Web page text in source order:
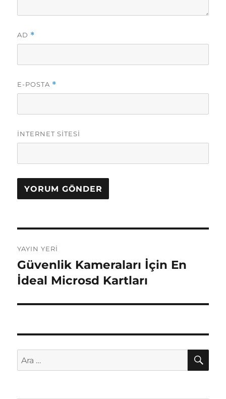
AD *
E-POSTA *
İNTERNET SITESI
gezinmesi
YAYIN YERI
Güvenlik Kameraları İçin En
İdeal Microsd Kartları
Ara: